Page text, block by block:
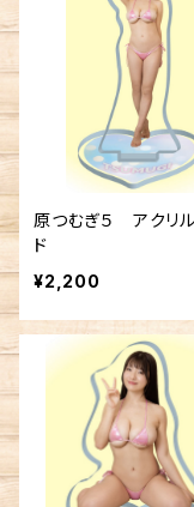
原つむぎ５ アクリ
ド
¥2,200